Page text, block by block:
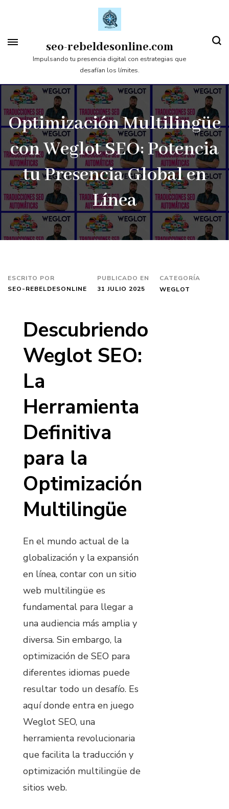
contenido
(presiona
tecla
Intro)
seo-rebeldesonline.com
Impulsando tu presencia digital con estrategias que
desafían los límites.
Optimización Multilingüe
con Weglot SEO: Potencia
tu Presencia Global en
Línea
ESCRITO POR
SEO-REBELDESONLINE
PUBLICADO EN
31 JULIO 2025
CATEGORÍA
WEGLOT
Descubriendo
Weglot SEO:
La
Herramienta
Definitiva
para la
Optimización
Multilingüe
En el mundo actual de la
globalización y la expansión
en línea, contar con un sitio
web multilingüe es
fundamental para llegar a
una audiencia más amplia y
diversa. Sin embargo, la
optimización de SEO para
diferentes idiomas puede
resultar todo un desafío. Es
aquí donde entra en juego
Weglot SEO, una
herramienta revolucionaria
que facilita la traducción y
optimización multilingüe de
sitios web.